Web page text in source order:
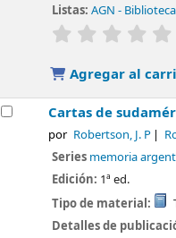
Listas: AGN - Biblioteca
valoración
Agregar al
Cartas de
por Robertson, J. P
Series memoria
Edición: 1ª ed.
Tipo de material:
Detalles de